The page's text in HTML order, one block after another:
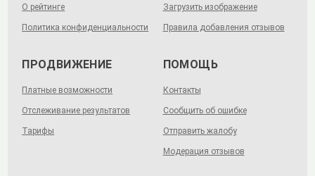
О рейтинге
Политика конфиденциальности
Загрузить изображение
Правила добавления отзывов
ПРОДВИЖЕНИЕ
Платные возможности
Отслеживание результатов
Тарифы
ПОМОЩЬ
Контакты
Сообщить об ошибке
Отправить жалобу
Модерация отзывов